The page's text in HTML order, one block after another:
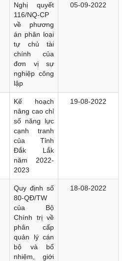
Nghị quyết
116/NQ-CP
về phương
án phân loại
tự chủ tài
chính của
đơn vị sự
nghiệp công
lập
05-09-2022
Kế hoạch
nâng cao chỉ
số năng lực
cạnh tranh
của Tỉnh
Đắk Lắk
năm 2022-
2023
19-08-2022
Quy định số
80-QĐ/TW
của Bộ
Chính trị về
phân cấp
quản lý cán
bộ và bổ
nhiệm, giới
18-08-2022